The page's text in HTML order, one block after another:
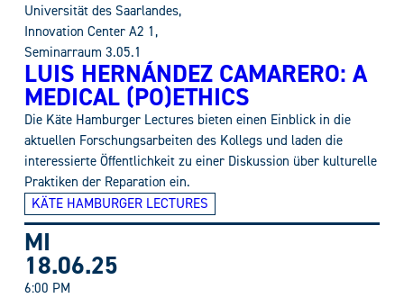
Universität des Saarlandes,
Innovation Center A2 1,
Seminarraum 3.05.1
LUIS HERNÁNDEZ CAMARERO: A
MEDICAL (PO)ETHICS
Die Käte Hamburger Lectures bieten einen Einblick in die
aktuellen Forschungsarbeiten des Kollegs und laden die
interessierte Öffentlichkeit zu einer Diskussion über kulturelle
Praktiken der Reparation ein.
KÄTE HAMBURGER LECTURES
MI
18.06.25
6:00 PM